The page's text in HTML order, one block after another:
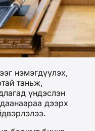
нэмэгдүүлэх,
таньж,
үндэслэн
дээрх